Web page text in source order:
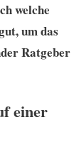
welche
um das
Ratgeber
einer